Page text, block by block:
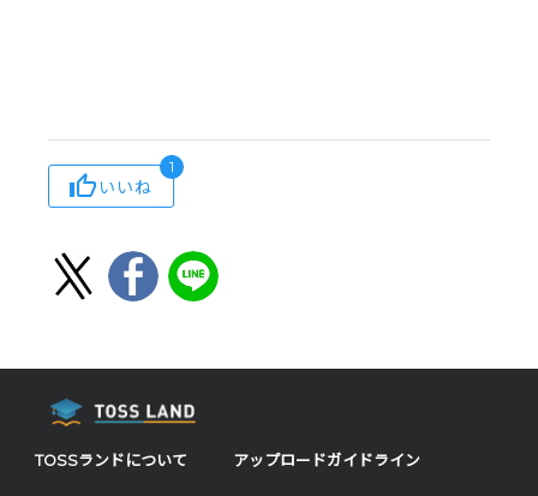
いいね
1
TOSSランドについて アップロードガイドライン